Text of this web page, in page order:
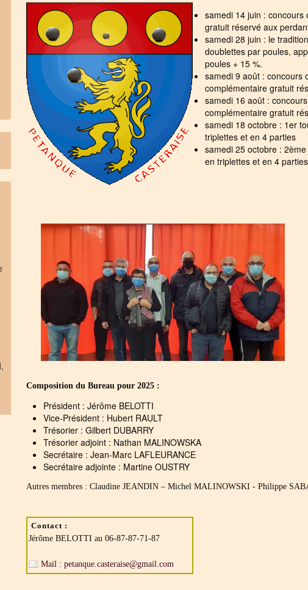
samedi 14 juin :
gratuit réservé aux
samedi 28 juin : le
doublettes par poules,
poules + 15 %.
samedi 9 août : concours
complémentaire gratuit
samedi 16 août :
complémentaire gratuit
samedi 18 octobre : 1er
triplettes et en 4 parties
samedi 25 octobre :
en triplettes et en 4 parties
Composition du Bureau pour 2025 :
Président : Jérôme BELOTTI
Vice-Président : Hubert RAULT
Trésorier : Gilbert DUBARRY
Trésorier adjoint : Nathan MALINOWSKA
Secrétaire : Jean-Marc LAFLEURANCE
Secrétaire adjointe : Martine OUSTRY
Autres membres : Claudine JEANDIN – Michel MALINOWSKI - Philippe
Contact :
Jérôme BELOTTI au 06-87-87-71-87
Mail : petanque.casteraise@gmail.com